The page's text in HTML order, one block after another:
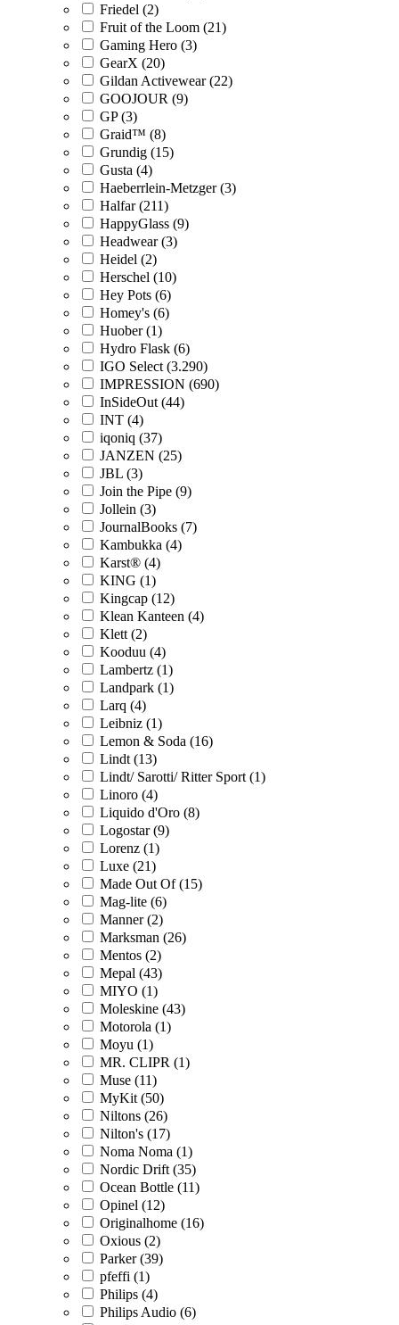
Friedel (2)
Fruit of the Loom (21)
Gaming Hero (3)
GearX (20)
Gildan Activewear (22)
GOOJOUR (9)
GP (3)
Graid™ (8)
Grundig (15)
Gusta (4)
Haeberrlein-Metzger (3)
Halfar (211)
HappyGlass (9)
Headwear (3)
Heidel (2)
Herschel (10)
Hey Pots (6)
Homey's (6)
Huober (1)
Hydro Flask (6)
IGO Select (3.290)
IMPRESSION (690)
InSideOut (44)
INT (4)
iqoniq (37)
JANZEN (25)
JBL (3)
Join the Pipe (9)
Jollein (3)
JournalBooks (7)
Kambukka (4)
Karst® (4)
KING (1)
Kingcap (12)
Klean Kanteen (4)
Klett (2)
Kooduu (4)
Lambertz (1)
Landpark (1)
Larq (4)
Leibniz (1)
Lemon & Soda (16)
Lindt (13)
Lindt/ Sarotti/ Ritter Sport (1)
Linoro (4)
Liquido d'Oro (8)
Logostar (9)
Lorenz (1)
Luxe (21)
Made Out Of (15)
Mag-lite (6)
Manner (2)
Marksman (26)
Mentos (2)
Mepal (43)
MIYO (1)
Moleskine (43)
Motorola (1)
Moyu (1)
MR. CLIPR (1)
Muse (11)
MyKit (50)
Niltons (26)
Nilton's (17)
Noma Noma (1)
Nordic Drift (35)
Ocean Bottle (11)
Opinel (12)
Originalhome (16)
Oxious (2)
Parker (39)
pfeffi (1)
Philips (4)
Philips Audio (6)